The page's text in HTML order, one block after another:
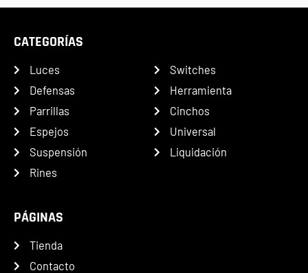
CATEGORÍAS
Luces
Defensas
Parrillas
Espejos
Suspensión
Rines
Switches
Herramienta
Cinchos
Universal
Liquidación
PÁGINAS
Tienda
Contacto